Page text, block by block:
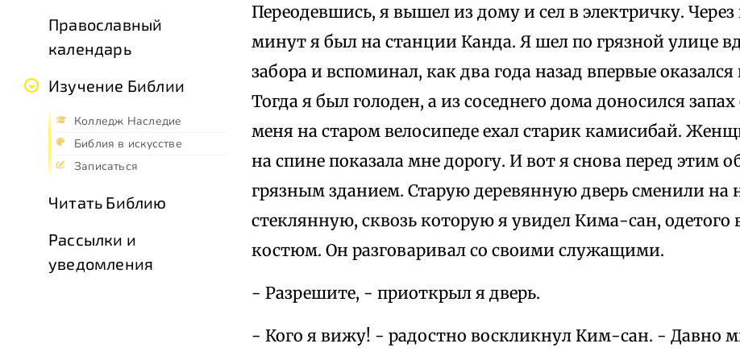
Православный
календарь
Изучение Библии
Колледж Наследие
Библия в искусстве
Записаться
Читать Библию
Рассылки и
уведомления
Переодевшись, я вышел из дому и сел в электричку. Через
минут я был на станции Канда. Я шел по грязной улице
забора и вспоминал, как два года назад впервые оказался
Тогда я был голоден, а из соседнего дома доносился
меня на старом велосипеде ехал старик камисибай.
на спине показала мне дорогу. И вот я снова перед этим
грязным зданием. Старую деревянную дверь сменили на
стеклянную, сквозь которую я увидел Кима-сан,
костюм. Он разговаривал со своими служащими.
- Разрешите, - приоткрыл я дверь.
- Кого я вижу! - радостно воскликнул Ким-сан. - Давно